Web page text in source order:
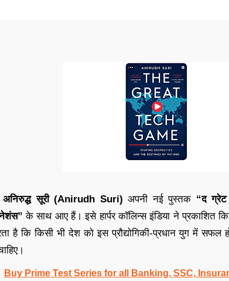
अनिरुद्ध सूरी (Anirudh Suri) अपनी नई पुस्तक “द ग्रेट
के साथ आए हैं। इसे हार्पर कॉलिन्स इंडिया ने
है कि किसी भी देश को इस प्रौद्योगिकी-प्रधान युग में
Buy Prime Test Series for all Banking, SSC,